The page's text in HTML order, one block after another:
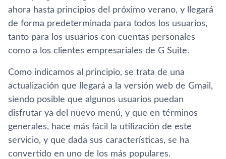
ahora hasta principios del próximo verano, y llegará
de forma predeterminada para todos los usuarios,
tanto para los usuarios con cuentas personales
como a los clientes empresariales de G Suite.
Como indicamos al principio, se trata de una
actualización que llegará a la versión web de Gmail,
siendo posible que algunos usuarios puedan
disfrutar ya del nuevo menú, y que en términos
generales, hace más fácil la utilización de este
servicio, y que dada sus características, se ha
convertido en uno de los más populares.